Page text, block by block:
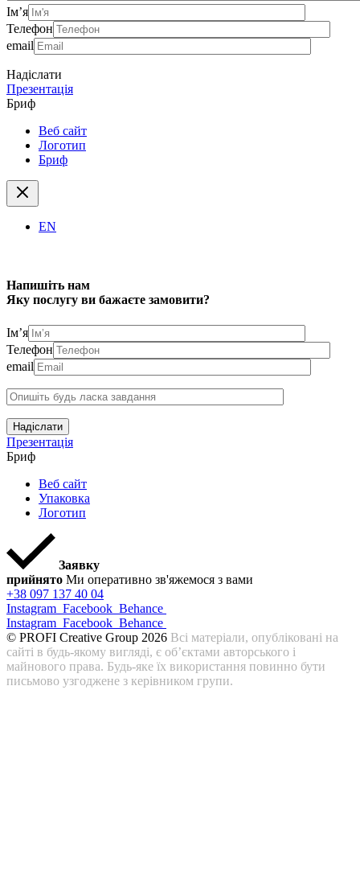
Ім’я
Телефон
email
Надіслати
Презентація
Бриф
Веб сайт
Логотип
Бриф
EN
Напишіть нам
Яку послугу ви бажаєте замовити?
Ім’я
Телефон
email
Надіслати
Презентація
Бриф
Веб сайт
Упаковка
Логотип
Заявку
прийнято Ми оперативно зв'яжемося з вами
+38 097 137 40 04
Instagram Facebook Behance
Instagram Facebook Behance
© PROFI Creative Group 2026 Всі матеріали, опубліковані на
сайті в будь-якому вигляді, є об’єктами авторського і
майнового права. Будь-яке їх використання повинно бути
письмово узгоджене з керівником групи.